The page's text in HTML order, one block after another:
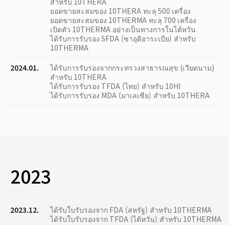
ยอดขายสะสมของ 10THERA ทะลุ 500 เครื่อง
ยอดขายสะสมของ 10THERMA ทะลุ 700 เครื่อง
เปิดตัว 10THERMA อย่างเป็นทางการในไต้หวัน
ได้รับการรับรอง SFDA (ซาอุดิอาระเบีย) สำหรับ
10THERMA
2024.01.
ได้รับการรับรองจากกระทรวงสาธารณสุข (เวียดนาม)
สำหรับ 10THERA
ได้รับการรับรอง TFDA (ไทย) สำหรับ 10HI
ได้รับการรับรอง MDA (มาเลเซีย) สำหรับ 10THERA
2023
2023.12.
ได้รับใบรับรองจาก FDA (สหรัฐ) สำหรับ 10THERMA
ได้รับใบรับรองจาก TFDA (ไต้หวัน) สำหรับ 10THERMA